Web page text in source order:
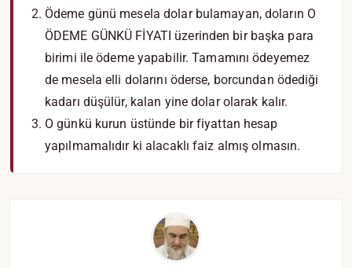
Ödeme günü mesela dolar bulamayan, doların O
ÖDEME GÜNKÜ FİYATI üzerinden bir başka para
birimi ile ödeme yapabilir. Tamamını ödeyemez
de mesela elli dolarını öderse, borcundan ödediği
kadarı düşülür, kalan yine dolar olarak kalır.
O günkü kurun üstünde bir fiyattan hesap
yapılmamalıdır ki alacaklı faiz almış olmasın.